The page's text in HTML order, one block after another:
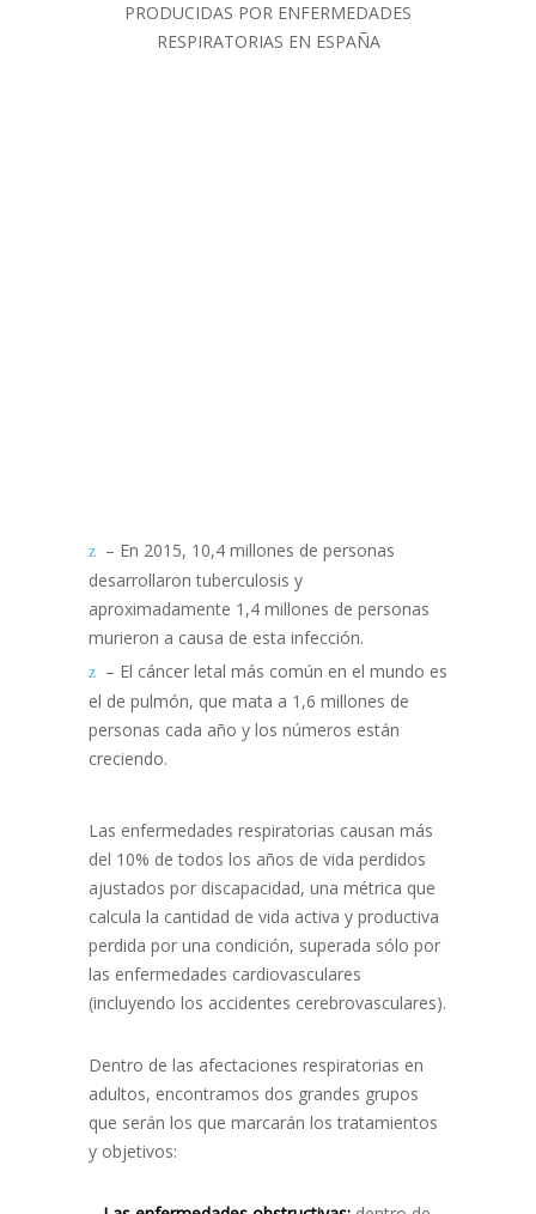
PRODUCIDAS POR ENFERMEDADES
RESPIRATORIAS EN ESPAÑA
– En 2015, 10,4 millones de personas
desarrollaron tuberculosis y
aproximadamente 1,4 millones de personas
murieron a causa de esta infección.
– El cáncer letal más común en el mundo es
el de pulmón, que mata a 1,6 millones de
personas cada año y los números están
creciendo.
Las enfermedades respiratorias causan más
del 10% de todos los años de vida perdidos
ajustados por discapacidad, una métrica que
calcula la cantidad de vida activa y productiva
perdida por una condición, superada sólo por
las enfermedades cardiovasculares
(incluyendo los accidentes cerebrovasculares).
Dentro de las afectaciones respiratorias en
adultos, encontramos dos grandes grupos
que serán los que marcarán los tratamientos
y objetivos: